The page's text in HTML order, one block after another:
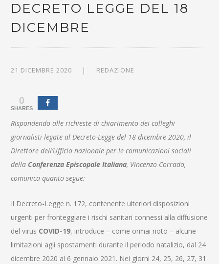
DECRETO LEGGE DEL 18
DICEMBRE
21 DICEMBRE 2020 REDAZIONE
0
SHARES
Rispondendo alle richieste di chiarimento dei colleghi
giornalisti legate al Decreto-Legge del 18 dicembre 2020, il
Direttore dell’Ufficio nazionale per le comunicazioni sociali
della Conferenza Episcopale Italiana, Vincenzo Corrado,
comunica quanto segue:
Il Decreto-Legge n. 172, contenente ulteriori disposizioni
urgenti per fronteggiare i rischi sanitari connessi alla diffusione
del virus COVID-19, introduce – come ormai noto – alcune
limitazioni agli spostamenti durante il periodo natalizio, dal 24
dicembre 2020 al 6 gennaio 2021. Nei giorni 24, 25, 26, 27, 31